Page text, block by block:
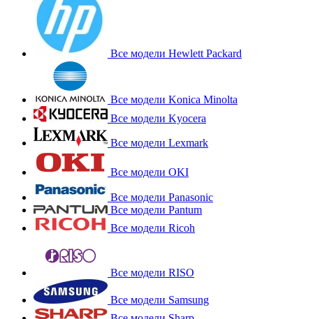
Все модели Hewlett Packard
Все модели Konica Minolta
Все модели Kyocera
Все модели Lexmark
Все модели OKI
Все модели Panasonic
Все модели Pantum
Все модели Ricoh
Все модели RISO
Все модели Samsung